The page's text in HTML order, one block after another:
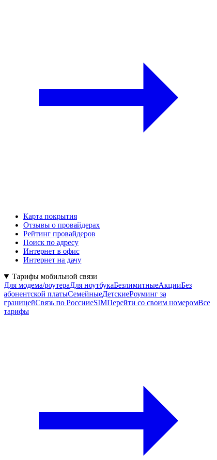
Карта покрытия
Отзывы о провайдерах
Рейтинг провайдеров
Поиск по адресу
Интернет в офис
Интернет на дачу
Тарифы мобильной связи
Для модема/роутераДля ноутбукаБезлимитныеАкцииБез
абонентской платыСемейныеДетскиеРоуминг за
границейСвязь по РоссииeSIMПерейти со своим номеромВсе
тарифы